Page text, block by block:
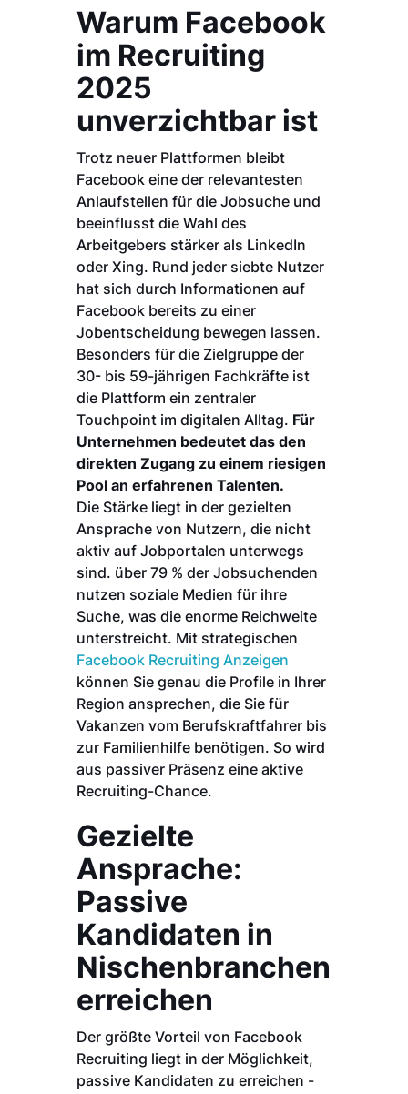
Warum Facebook
im Recruiting
2025
unverzichtbar ist
Trotz neuer Plattformen bleibt
Facebook eine der relevantesten
Anlaufstellen für die Jobsuche und
beeinflusst die Wahl des
Arbeitgebers stärker als LinkedIn
oder Xing. Rund jeder siebte Nutzer
hat sich durch Informationen auf
Facebook bereits zu einer
Jobentscheidung bewegen lassen.
Besonders für die Zielgruppe der
30- bis 59-jährigen Fachkräfte ist
die Plattform ein zentraler
Touchpoint im digitalen Alltag. Für
Unternehmen bedeutet das den
direkten Zugang zu einem riesigen
Pool an erfahrenen Talenten.
Die Stärke liegt in der gezielten
Ansprache von Nutzern, die nicht
aktiv auf Jobportalen unterwegs
sind. über 79 % der Jobsuchenden
nutzen soziale Medien für ihre
Suche, was die enorme Reichweite
unterstreicht. Mit strategischen
Facebook Recruiting Anzeigen
können Sie genau die Profile in Ihrer
Region ansprechen, die Sie für
Vakanzen vom Berufskraftfahrer bis
zur Familienhilfe benötigen. So wird
aus passiver Präsenz eine aktive
Recruiting-Chance.
Gezielte
Ansprache:
Passive
Kandidaten in
Nischenbranchen
erreichen
Der größte Vorteil von Facebook
Recruiting liegt in der Möglichkeit,
passive Kandidaten zu erreichen -